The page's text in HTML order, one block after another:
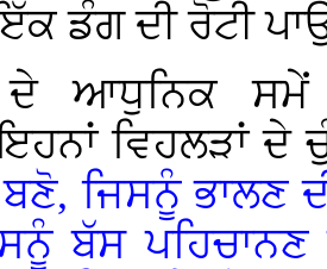
ਡੰਗ ਦੀ ਰੋਟੀ
ਆਧੁਨਿਕ ਸਮੇਂ
ਵਿਹਲੜਾਂ ਦੇ
ਬਣੋ, ਜਿਸਨੂੰ ਭਾਲਣ
ਬੱਸ